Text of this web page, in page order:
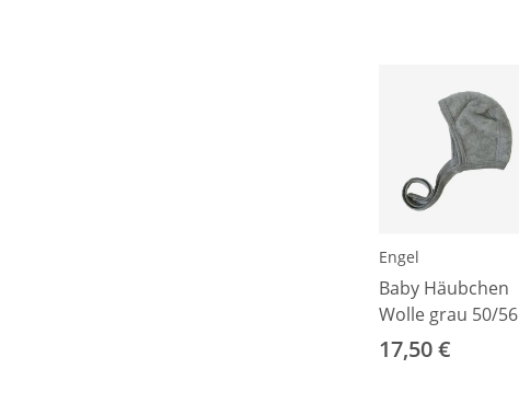
Engel
Baby Häubchen
Wolle grau 50/56
17,50 €